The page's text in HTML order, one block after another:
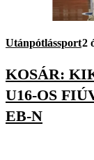
Utánpótlássport2
KOSÁR:
U16-OS
EB-N